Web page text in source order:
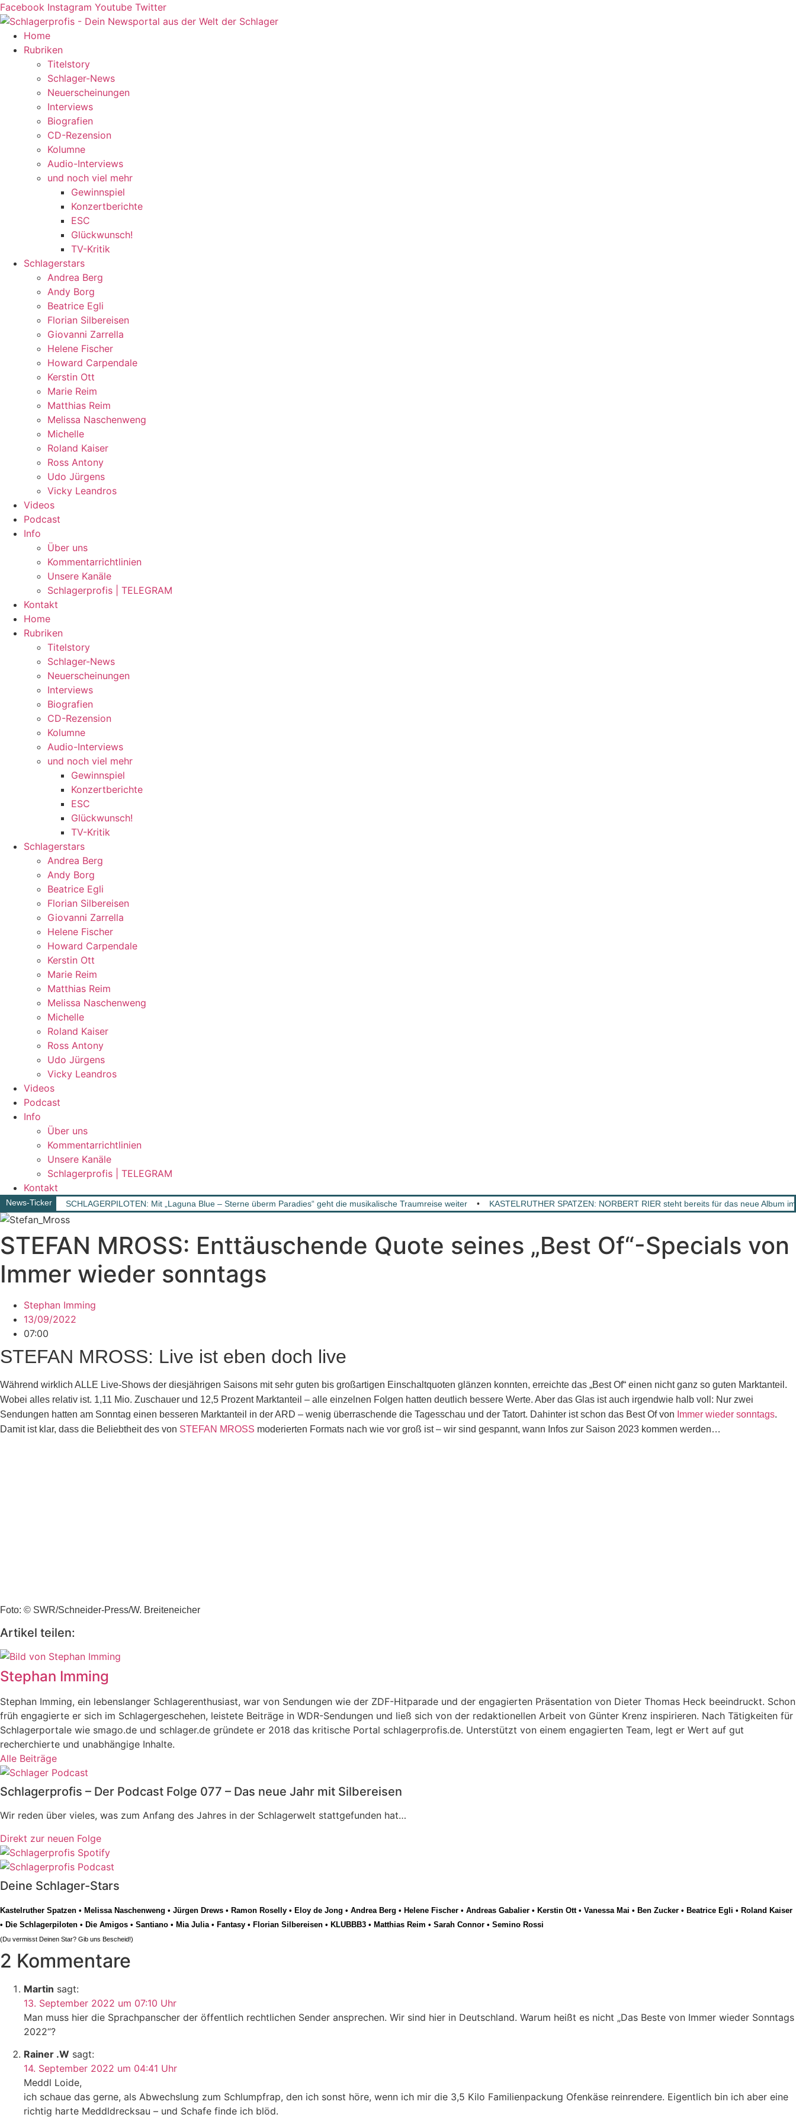
Zum
Inhalt
springen
Facebook Instagram Youtube Twitter
Home
Rubriken
Titelstory
Schlager-News
Neuerscheinungen
Interviews
Biografien
CD-Rezension
Kolumne
Audio-Interviews
und noch viel mehr
Gewinnspiel
Konzertberichte
ESC
Glückwunsch!
TV-Kritik
Schlagerstars
Andrea Berg
Andy Borg
Beatrice Egli
Florian Silbereisen
Giovanni Zarrella
Helene Fischer
Howard Carpendale
Kerstin Ott
Marie Reim
Matthias Reim
Melissa Naschenweng
Michelle
Roland Kaiser
Ross Antony
Udo Jürgens
Vicky Leandros
Videos
Podcast
Info
Über uns
Kommentarrichtlinien
Unsere Kanäle
Schlagerprofis | TELEGRAM
Kontakt
Home
Rubriken
Titelstory
Schlager-News
Neuerscheinungen
Interviews
Biografien
CD-Rezension
Kolumne
Audio-Interviews
und noch viel mehr
Gewinnspiel
Konzertberichte
ESC
Glückwunsch!
TV-Kritik
Schlagerstars
Andrea Berg
Andy Borg
Beatrice Egli
Florian Silbereisen
Giovanni Zarrella
Helene Fischer
Howard Carpendale
Kerstin Ott
Marie Reim
Matthias Reim
Melissa Naschenweng
Michelle
Roland Kaiser
Ross Antony
Udo Jürgens
Vicky Leandros
Videos
Podcast
Info
Über uns
Kommentarrichtlinien
Unsere Kanäle
Schlagerprofis | TELEGRAM
Kontakt
News-Ticker SCHLAGERPILOTEN: Mit „Laguna Blue – Sterne überm Paradies“ geht die musikalische Traumreise weiter • KASTELRUTHER SPATZEN: NORBERT RIER steht bereits für das neue Album
STEFAN MROSS: Enttäuschende Quote seines „Best Of“-Specials von
Immer wieder sonntags
Stephan Imming
13/09/2022
07:00
STEFAN MROSS: Live ist eben doch live
Während wirklich ALLE Live-Shows der diesjährigen Saisons mit sehr guten bis großartigen Einschaltquoten glänzen konnten, erreichte das „Best Of“ einen nicht ganz so guten Marktanteil.
Wobei alles relativ ist. 1,11 Mio. Zuschauer und 12,5 Prozent Marktanteil – alle einzelnen Folgen hatten deutlich bessere Werte. Aber das Glas ist auch irgendwie halb voll: Nur zwei
Sendungen hatten am Sonntag einen besseren Marktanteil in der ARD – wenig überraschende die Tagesschau und der Tatort. Dahinter ist schon das Best Of von Immer wieder sonntags.
Damit ist klar, dass die Beliebtheit des von STEFAN MROSS moderierten Formats nach wie vor groß ist – wir sind gespannt, wann Infos zur Saison 2023 kommen werden…
Foto: © SWR/Schneider-Press/W. Breiteneicher
Artikel teilen:
Stephan Imming
Stephan Imming, ein lebenslanger Schlagerenthusiast, war von Sendungen wie der ZDF-Hitparade und der engagierten Präsentation von Dieter Thomas Heck beeindruckt. Schon
früh engagierte er sich im Schlagergeschehen, leistete Beiträge in WDR-Sendungen und ließ sich von der redaktionellen Arbeit von Günter Krenz inspirieren. Nach Tätigkeiten für
Schlagerportale wie smago.de und schlager.de gründete er 2018 das kritische Portal schlagerprofis.de. Unterstützt von einem engagierten Team, legt er Wert auf gut
recherchierte und unabhängige Inhalte.
Alle Beiträge
Schlagerprofis – Der Podcast Folge 077 – Das neue Jahr mit Silbereisen
Wir reden über vieles, was zum Anfang des Jahres in der Schlagerwelt stattgefunden hat…
Direkt zur neuen Folge
Deine Schlager-Stars
Kastelruther Spatzen • Melissa Naschenweng • Jürgen Drews • Ramon Roselly • Eloy de Jong • Andrea Berg • Helene Fischer • Andreas Gabalier • Kerstin Ott• Vanessa Mai • Ben Zucker • Beatrice Egli • Roland Kaiser
• Die Schlagerpiloten • Die Amigos • Santiano • Mia Julia • Fantasy • Florian Silbereisen • KLUBBB3 • Matthias Reim • Sarah Connor • Semino Rossi
(Du vermisst Deinen Star? Gib uns Bescheid!)
2 Kommentare
Martin sagt:
13. September 2022 um 07:10 Uhr
Man muss hier die Sprachpanscher der öffentlich rechtlichen Sender ansprechen. Wir sind hier in Deutschland. Warum heißt es nicht „Das Beste von Immer wieder Sonntags
2022“?
Rainer .W sagt:
14. September 2022 um 04:41 Uhr
Meddl Loide,
ich schaue das gerne, als Abwechslung zum Schlumpfrap, den ich sonst höre, wenn ich mir die 3,5 Kilo Familienpackung Ofenkäse reinrendere. Eigentlich bin ich aber eine
richtig harte Meddldrecksau – und Schafe finde ich blöd.